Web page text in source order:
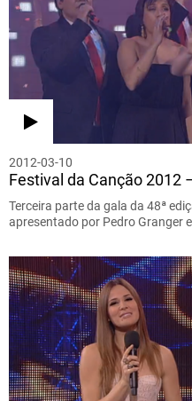
2012-03-10
Festival da Canção 2012
Terceira parte da gala da 48ª
apresentado por Pedro Granger